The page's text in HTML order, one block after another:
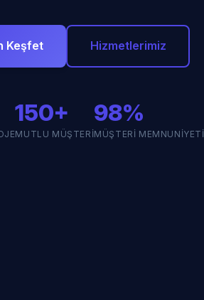
Keşfet Hizmetlerimiz
150+
MUTLU MÜŞTERI
98%
MÜŞTERI MEMNUNIYETI